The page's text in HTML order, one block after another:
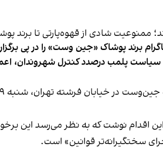
برند پوشاک «جین وست» را در پی
سیاست پلمب درصدد کنترل شهروندان،
اقدام نوشت که به نظر می‌رسد این
سختگیرانه‌تر قوانین» است.